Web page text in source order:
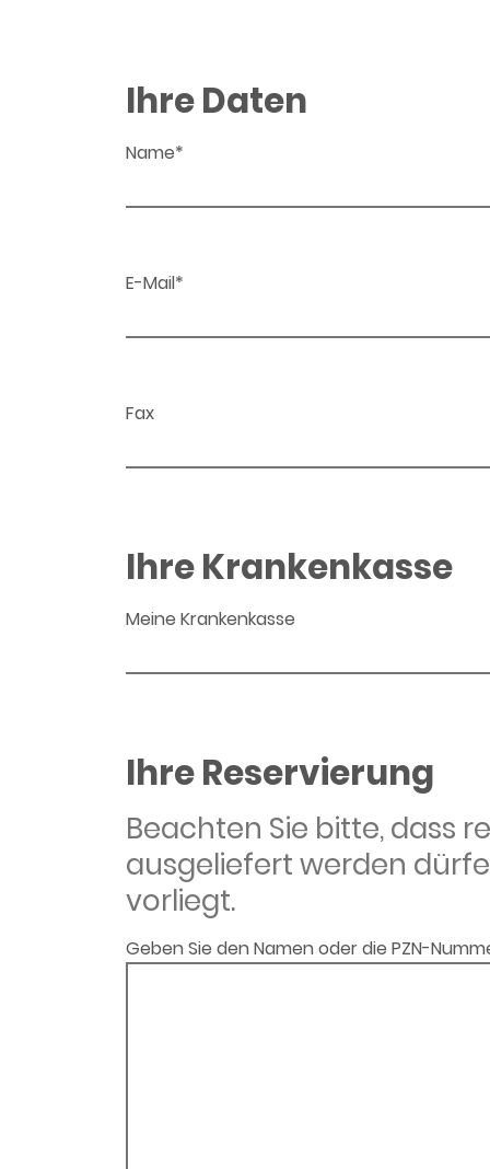
Ihre Daten
Name*
E-Mail*
Fax
Ihre Krankenkasse
Meine Krankenkasse
Ihre Reservierung
Beachten Sie bitte, dass
ausgeliefert werden
vorliegt.
Geben Sie den Namen oder die PZN-